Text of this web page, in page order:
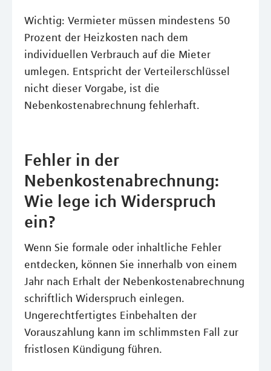
Wichtig: Vermieter müssen mindestens 50
Prozent der Heizkosten nach dem
individuellen Verbrauch auf die Mieter
umlegen. Entspricht der Verteilerschlüssel
nicht dieser Vorgabe, ist die
Nebenkostenabrechnung fehlerhaft.
Fehler in der
Nebenkostenabrechnung:
Wie lege ich Widerspruch
ein?
Wenn Sie formale oder inhaltliche Fehler
entdecken, können Sie innerhalb von einem
Jahr nach Erhalt der Nebenkostenabrechnung
schriftlich Widerspruch einlegen.
Ungerechtfertigtes Einbehalten der
Vorauszahlung kann im schlimmsten Fall zur
fristlosen Kündigung führen.